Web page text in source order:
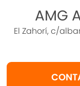
AMG
El Zahorí, c/